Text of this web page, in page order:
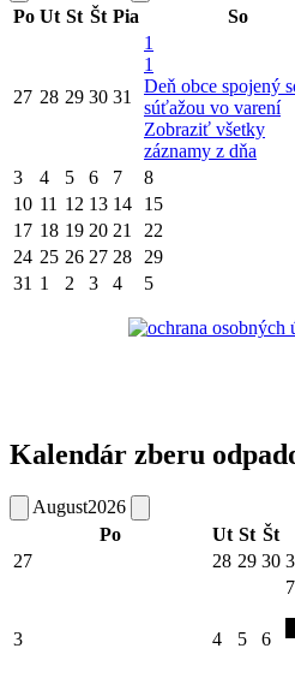
Po Ut St Št Pia So
27 28 29 30 31
1
1
Deň obce spojený
súťažou vo varení
Zobraziť všetky
záznamy z dňa
3
4 5 6 7 8
10 11 12 13 14 15
17 18 19 20 21 22
24 25 26 27 28 29
31 1 2 3 4 5
Kalendár zberu
August2026
Po
Ut St Št
27
28 29 30
3 4 5 6
7